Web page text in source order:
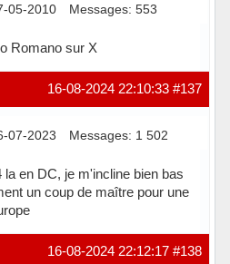
05-2010 Messages: 553
Romano sur X
#137
16-08-2024 22:10:33
07-2023 Messages: 1 502
en DC, je m'incline bien bas
un coup de maître pour une
#138
16-08-2024 22:12:17